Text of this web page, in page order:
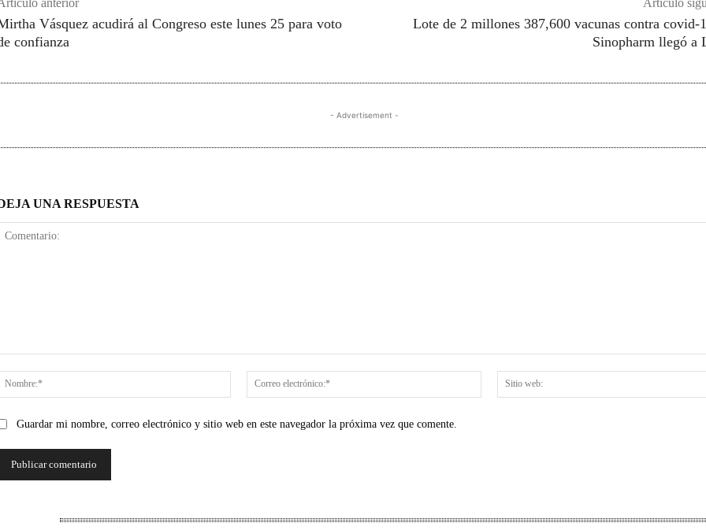
Vásquez acudirá al Congreso este lunes 25 para voto
confianza
Lote de 2 millones 387,600 vacunas contra covid-
Sinopharm llegó a
- Advertisement -
UNA RESPUESTA
Nombre:*
Correo
electrónico:*
Guardar mi nombre, correo electrónico y sitio web en este navegador la próxima vez que comente.